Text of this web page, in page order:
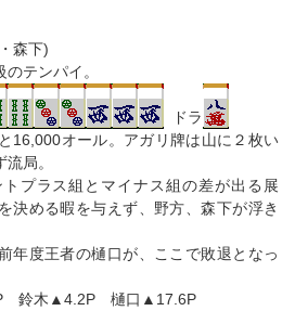
森下)
テンパイ。
ドラ
16,000オール。アガリ牌は山に２枚い
局。
プラス組とマイナス組の差が出る展
決める暇を与えず、野方、森下が浮き
年度王者の樋口が、ここで敗退となっ
鈴木▲4.2P 樋口▲17.6P